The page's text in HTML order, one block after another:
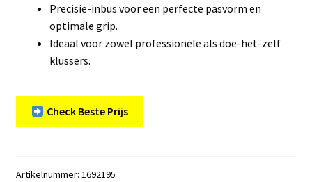
Precisie-inbus voor een perfecte pasvorm en
optimale grip.
Ideaal voor zowel professionele als doe-het-zelf
klussers.
Check Beste Prijs
Artikelnummer: 1692195